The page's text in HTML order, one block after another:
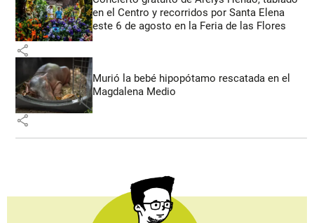
en el Centro y recorridos por Santa Elena
este 6 de agosto en la Feria de las Flores
share
Murió la bebé hipopótamo rescatada en el
Magdalena Medio
share